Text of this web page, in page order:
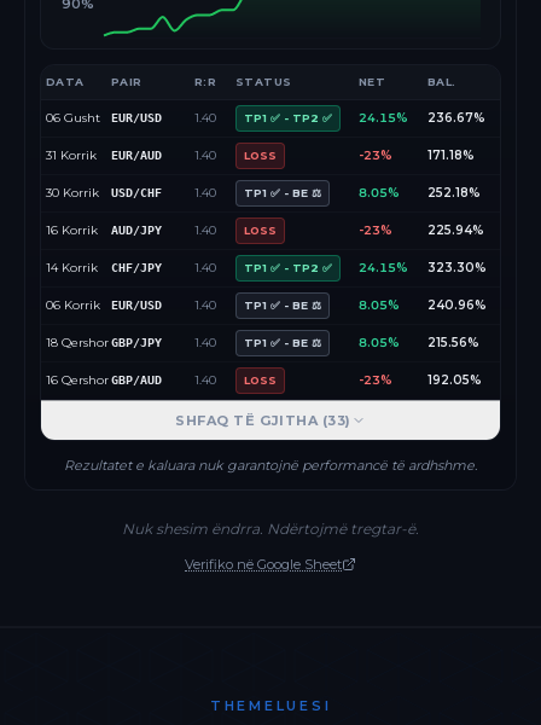
90%
DATA PAIR R:R STATUS NET BAL.
06 Gusht EUR/USD 1.40 TP1 ✅ - TP2 ✅ 24.15% 236.67%
31 Korrik EUR/AUD 1.40 LOSS -23% 171.18%
30 Korrik USD/CHF 1.40 TP1 ✅ - BE ⚖️ 8.05% 252.18%
16 Korrik AUD/JPY 1.40 LOSS -23% 225.94%
14 Korrik CHF/JPY 1.40 TP1 ✅ - TP2 ✅ 24.15% 323.30%
06 Korrik EUR/USD 1.40 TP1 ✅ - BE ⚖️ 8.05% 240.96%
18 QershorGBP/JPY 1.40 TP1 ✅ - BE ⚖️ 8.05% 215.56%
16 QershorGBP/AUD 1.40 LOSS -23% 192.05%
SHFAQ TË GJITHA (33)
Rezultatet e kaluara nuk garantojnë performancë të ardhshme.
Nuk shesim ëndrra. Ndërtojmë tregtar-ë.
Verifiko në Google Sheet
THEMELUESI